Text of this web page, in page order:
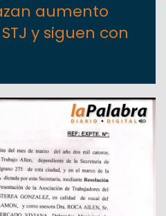
aumento
y siguen con